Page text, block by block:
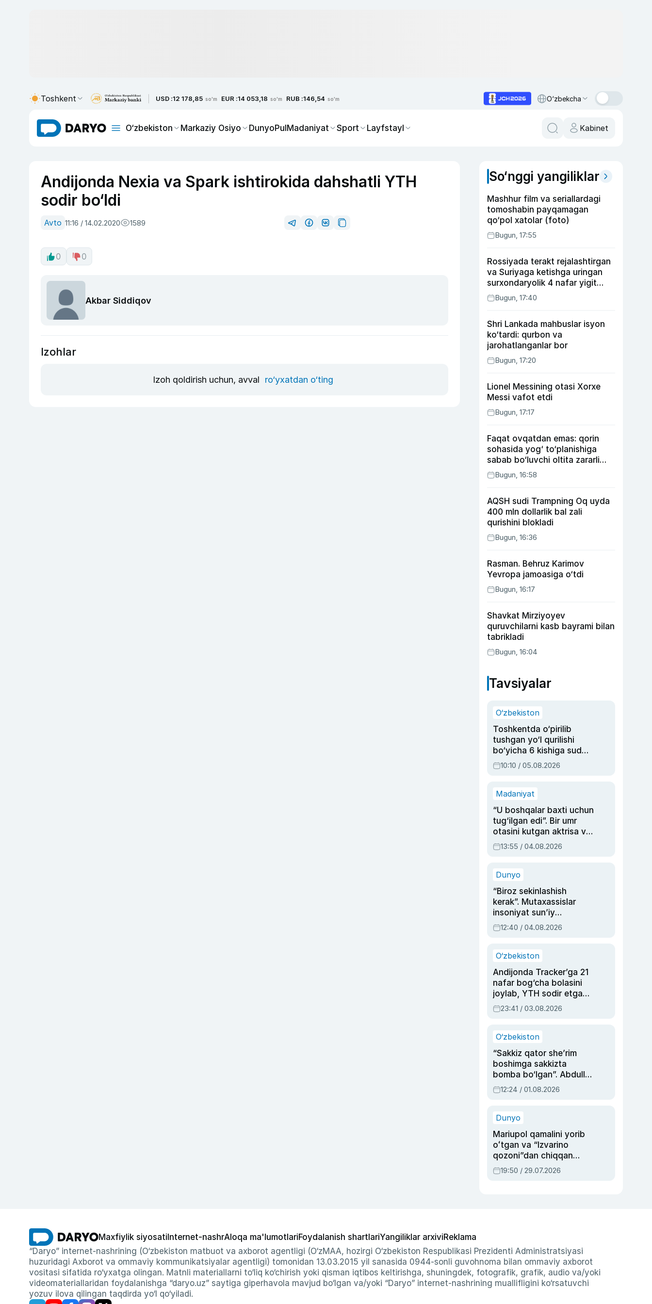
Toshkent USD :12 178,85 so'm EUR :14 053,18 so'm RUB :146,54 so'm O‘zbekcha
O‘zbekiston Markaziy Osiyo DunyoPulMadaniyat Sport Layfstayl Kabinet
Andijonda Nexia va Spark ishtirokida dahshatli YTH
sodir bo‘ldi
Avto 11:16 / 14.02.2020 1589
0 0
Akbar Siddiqov
Izohlar
Izoh qoldirish uchun, avval ro‘yxatdan o‘ting
So‘nggi yangiliklar
Mashhur film va seriallardagi
tomoshabin payqamagan
qo‘pol xatolar (foto)
Bugun, 17:55
Rossiyada terakt rejalashtirgan
va Suriyaga ketishga uringan
surxondaryolik 4 nafar yigit
qamaldi
Bugun, 17:40
Shri Lankada mahbuslar isyon
ko‘tardi: qurbon va
jarohatlanganlar bor
Bugun, 17:20
Lionel Messining otasi Xorxe
Messi vafot etdi
Bugun, 17:17
Faqat ovqatdan emas: qorin
sohasida yog‘ to‘planishiga
sabab bo‘luvchi oltita zararli
odatBugun, 16:58
AQSH sudi Trampning Oq uyda
400 mln dollarlik bal zali
qurishini blokladi
Bugun, 16:36
Rasman. Behruz Karimov
Yevropa jamoasiga o‘tdi
Bugun, 16:17
Shavkat Mirziyoyev
quruvchilarni kasb bayrami bilan
tabrikladi
Bugun, 16:04
Tavsiyalar
O‘zbekiston
Toshkentda o‘pirilib
tushgan yo‘l qurilishi
bo‘yicha 6 kishiga sud
hukmi o‘qildi
10:10 / 05.08.2026
Madaniyat
“U boshqalar baxti uchun
tug‘ilgan edi”. Bir umr
otasini kutgan aktrisa va
dublyaj ustasi Rimma
Ahmedovaning
13:55 / 04.08.2026
Dunyo
“Biroz sekinlashish
kerak”. Mutaxassislar
insoniyat sun’iy
intellektni boshqara
olmay qolishidan xavotir
12:40 / 04.08.2026
O‘zbekiston
Andijonda Tracker’ga 21
nafar bog‘cha bolasini
joylab, YTH sodir etgan
ayolga sud hukmi o‘qildi
23:41 / 03.08.2026
O‘zbekiston
“Sakkiz qator she’rim
boshimga sakkizta
bomba bo‘lgan”. Abdulla
Oripovni siyosiy
ayblovlardan asrab
12:24 / 01.08.2026
Dunyo
Mariupol qamalini yorib
oʻtgan va “Izvarino
qozoni”dan chiqqan
qahramon — Ukraina
armiyasi bosh
19:50 / 29.07.2026
Maxfiylik siyosati Internet-nashrAloqa ma'lumotlariFoydalanish shartlariYangiliklar arxiviReklama
“Daryo” internet-nashrining (O‘zbekiston matbuot va axborot agentligi (O‘zMAA, hozirgi O‘zbekiston Respublikasi Prezidenti Administratsiyasi
huzuridagi Axborot va ommaviy kommunikatsiyalar agentligi) tomonidan 13.03.2015 yil sanasida 0944-sonli guvohnoma bilan ommaviy axborot
vositasi sifatida ro‘yxatga olingan. Matnli materiallarni to‘liq ko‘chirish yoki qisman iqtibos keltirishga, shuningdek, fotografik, grafik, audio va/yoki
videomateriallaridan foydalanishga “daryo.uz” saytiga giperhavola mavjud bo‘lgan va/yoki “Daryo” internet-nashrining muallifligini ko‘rsatuvchi
yozuv ilova qilingan taqdirda yo‘l qo‘yiladi.